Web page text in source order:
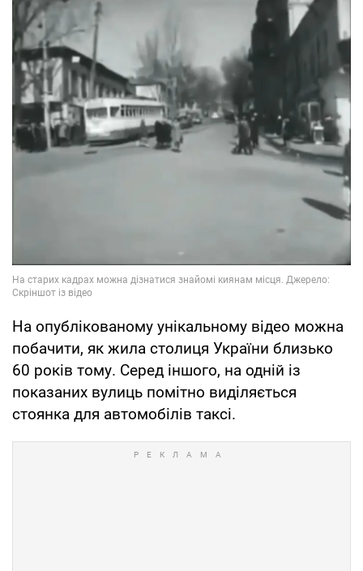
На опублікованому унікальному відео можна
побачити, як жила столиця України близько
60 років тому. Серед іншого, на одній із
показаних вулиць помітно виділяється
стоянка для автомобілів таксі.